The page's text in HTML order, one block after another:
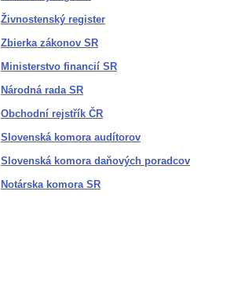
Živnostenský register
Zbierka zákonov SR
Ministerstvo financií SR
Národná rada SR
Obchodní rejstřík ČR
Slovenská komora audítorov
Slovenská komora daňových poradcov
Notárska komora SR